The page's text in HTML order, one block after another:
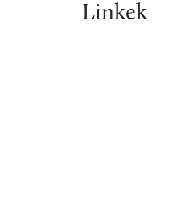
Linkek